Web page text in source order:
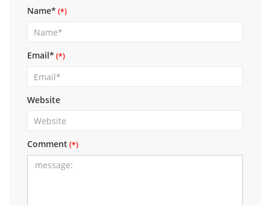
Name*
Email*
Website
Comment